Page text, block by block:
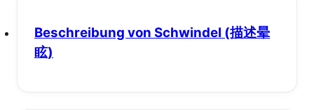
Beschreibung von Schwindel (描述晕
眩)